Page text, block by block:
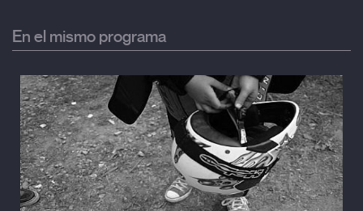
archivos no figura y en las imágenes de Man Ray sólo se ve la
puerta principal y una ventana con dos columnas, nunca la casa
urbanizar, filmado por Man Ray, que da más pistas sobre el
lugar...
(muestra de 9 minutos)
En el mismo programa